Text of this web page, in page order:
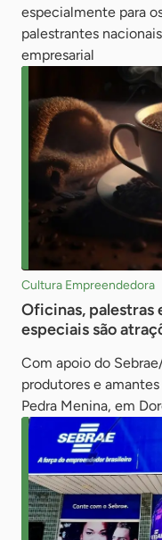
especialmente para
palestrantes
empresarial
Cultura Empreendedora
Oficinas, palestras
especiais são
Com apoio do
produtores e
Pedra Menina, em